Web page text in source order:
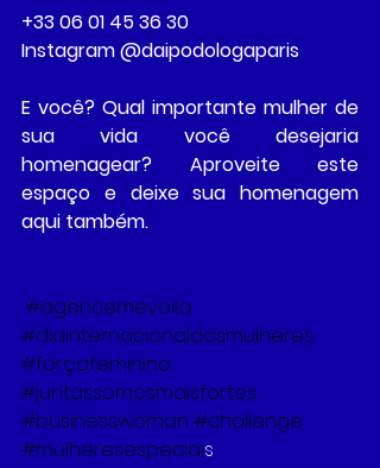
+33 06 01 45 36 30
Instagram @daipodologaparis
E você? Qual importante mulher de
sua vida você desejaria
homenagear? Aproveite este
espaço e deixe sua homenagem
aqui também.
#agencemevoila
#diainternacionaldasmulheres
#forçafeminina
#juntassomosmaisfortes
#businesswoman #challenge
#mulheresespeciais